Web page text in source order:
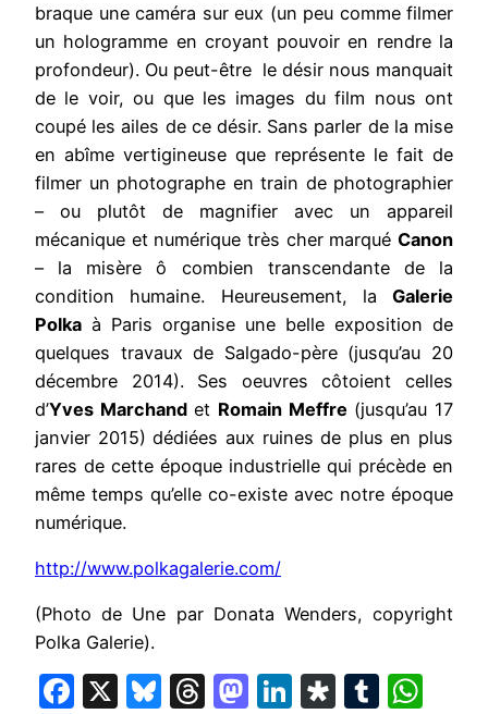
braque une caméra sur eux (un peu comme filmer
un hologramme en croyant pouvoir en rendre la
profondeur). Ou peut-être le désir nous manquait
de le voir, ou que les images du film nous ont
coupé les ailes de ce désir. Sans parler de la mise
en abîme vertigineuse que représente le fait de
filmer un photographe en train de photographier
– ou plutôt de magnifier avec un appareil
mécanique et numérique très cher marqué Canon
– la misère ô combien transcendante de la
condition humaine. Heureusement, la Galerie
Polka à Paris organise une belle exposition de
quelques travaux de Salgado-père (jusqu’au 20
décembre 2014). Ses oeuvres côtoient celles
d’Yves Marchandet Romain Meffre (jusqu’au 17
janvier 2015) dédiées aux ruines de plus en plus
rares de cette époque industrielle qui précède en
même temps qu’elle co-existe avec notre époque
numérique.
http://www.polkagalerie.com/
(Photo de Une par Donata Wenders, copyright
Polka Galerie).
Facebook
X Bluesky
Threads
Mastodon
LinkedIn
Diaspora